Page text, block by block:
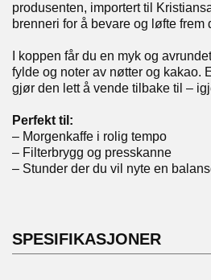
produsenten, importert til
brenneri for å bevare og løfte frem
I koppen får du en myk og
fylde og noter av nøtter og kakao.
gjør den lett å vende tilbake til –
Perfekt til:
– Morgenkaffe i rolig tempo
– Filterbrygg og presskanne
– Stunder der du vil nyte en
SPESIFIKASJONER